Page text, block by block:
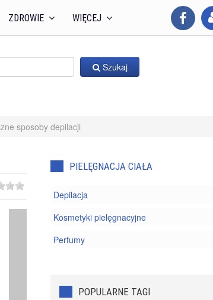
ZDROWIE WIĘCEJ
Szukaj
sposoby depilacji
PIELĘGNACJA CIAŁA
Depilacja
Kosmetyki pielęgnacyjne
Perfumy
POPULARNE TAGI